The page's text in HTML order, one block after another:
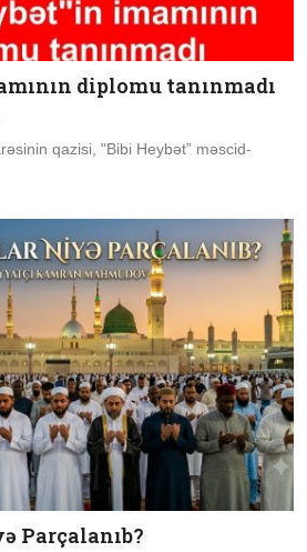
diplomu tanınmadı
qazisi, "Bibi Heybət” məscid-
Parçalanıb?